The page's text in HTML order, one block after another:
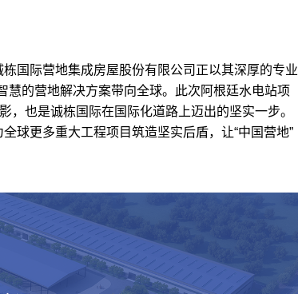
国际营地集成房屋股份有限公司正以其深厚的专业
的营地解决方案带向全球。此次阿根廷水电站项
，也是诚栋国际在国际化道路上迈出的坚实一步。
球更多重大工程项目筑造坚实后盾，让“中国营地”